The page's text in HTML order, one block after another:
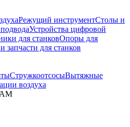
Режущий инструментСтолы и
Устройства цифровой
для станковОпоры для
запчасти для станков
СтружкоотсосыВытяжные
воздуха